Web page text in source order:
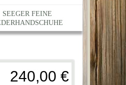
SEEGER FEINE
240,00 €